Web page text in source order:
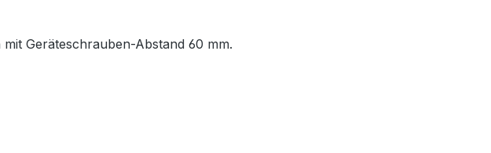
Geräteschrauben-Abstand 60 mm.